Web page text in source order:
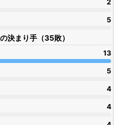
2
5
決まり手（35敗）
13
5
4
4